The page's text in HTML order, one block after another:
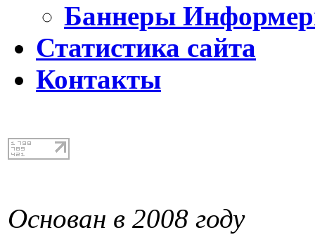
Баннеры
Статистика сайта
Контакты
Основан в 2008 году